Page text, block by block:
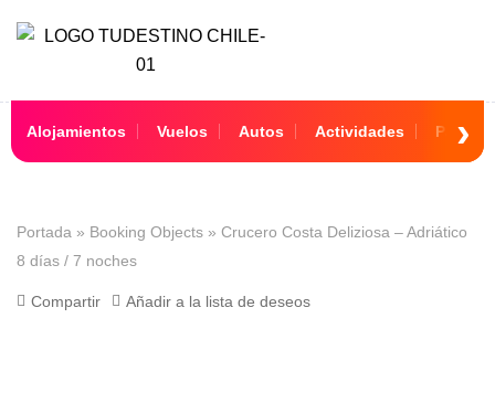
Alojamientos Vuelos Autos Actividades
Portada » Booking Objects » Crucero Costa Deliziosa – Adriático
8 días / 7 noches
Compartir Añadir a la lista de deseos